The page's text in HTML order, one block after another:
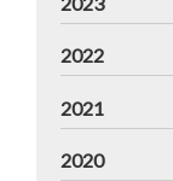
2022
2021
2020